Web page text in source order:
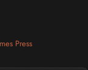
Press